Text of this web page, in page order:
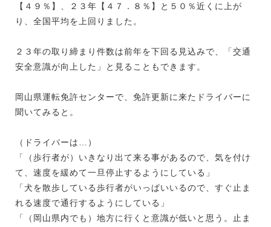
【４９％】、２３年【４７．８％】と５０％近くに上が
り、全国平均を上回りました。
２３年の取り締まり件数は前年を下回る見込みで、「交通
安全意識が向上した」と見ることもできます。
岡山県運転免許センターで、免許更新に来たドライバーに
聞いてみると。
（ドライバーは…）
「（歩行者が）いきなり出て来る事があるので、気を付け
て、速度を緩めて一旦停止するようにしている」
「犬を散歩している歩行者がいっぱいいるので、すぐ止ま
れる速度で通行するようにしている」
「（岡山県内でも）地方に行くと意識が低いと思う。止ま